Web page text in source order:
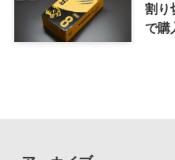
割り
で購